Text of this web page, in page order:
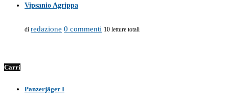
Vipsanio Agrippa
di redazione 0 commenti 10 letture totali
Carri
Panzerjäger I